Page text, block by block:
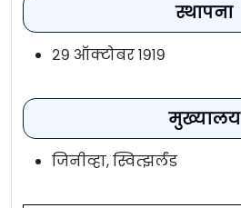
स्थापना
२९ ऑक्टोबर १९१९
मुख्यालय
जिनीव्हा, स्वित्झर्लंड